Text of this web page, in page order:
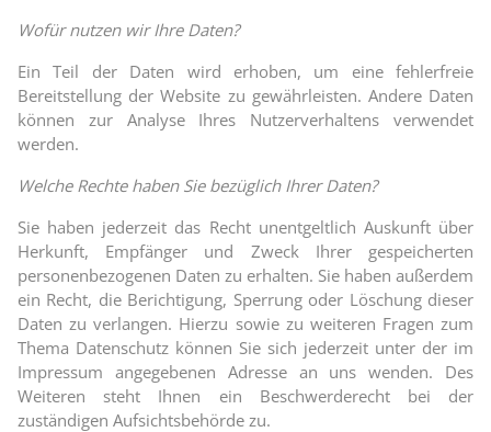
Wofür nutzen wir Ihre Daten?
Ein Teil der Daten wird erhoben, um eine fehlerfreie
Bereitstellung der Website zu gewährleisten. Andere Daten
können zur Analyse Ihres Nutzerverhaltens verwendet
werden.
Welche Rechte haben Sie bezüglich Ihrer Daten?
Sie haben jederzeit das Recht unentgeltlich Auskunft über
Herkunft, Empfänger und Zweck Ihrer gespeicherten
personenbezogenen Daten zu erhalten. Sie haben außerdem
ein Recht, die Berichtigung, Sperrung oder Löschung dieser
Daten zu verlangen. Hierzu sowie zu weiteren Fragen zum
Thema Datenschutz können Sie sich jederzeit unter der im
Impressum angegebenen Adresse an uns wenden. Des
Weiteren steht Ihnen ein Beschwerderecht bei der
zuständigen Aufsichtsbehörde zu.